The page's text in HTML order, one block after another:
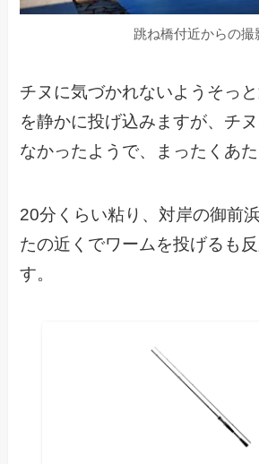
跳ね橋付近からの撮
チヌに気づかれないようそっ
を静かに投げ込みますが、チ
なかったようで、まったくあた
20分くらい粘り、対岸の御前
たの近くでワームを投げるも
す。